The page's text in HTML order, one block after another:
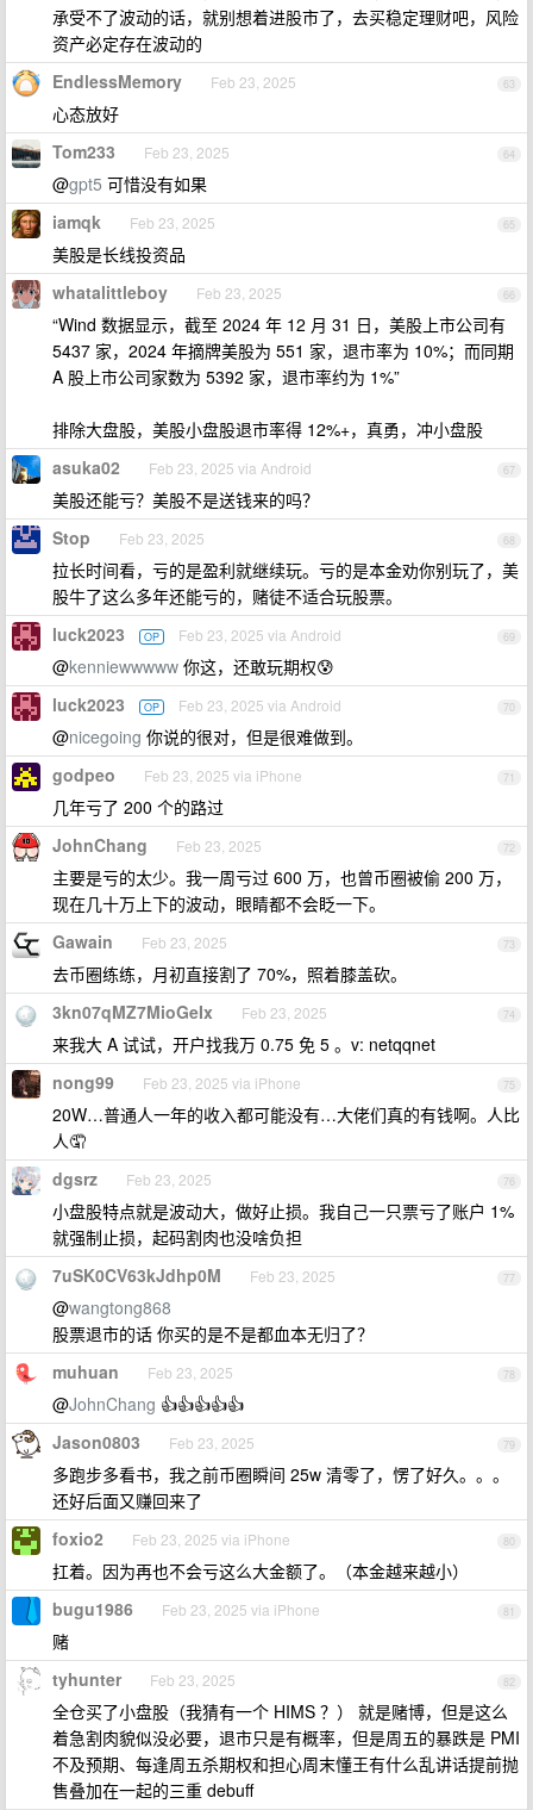
承受不了波动的话，就别想着进股市了，去买稳定理财吧，风险
资产必定存在波动的
63
EndlessMemory Feb 23, 2025
心态放好
64
Tom233 Feb 23, 2025
@gpt5 可惜没有如果
65
iamqk Feb 23, 2025
美股是长线投资品
66
whatalittleboy Feb 23, 2025
“Wind 数据显示，截至 2024 年 12 月 31 日，美股上市公司有
5437 家，2024 年摘牌美股为 551 家，退市率为 10%；而同期
A 股上市公司家数为 5392 家，退市率约为 1%”
排除大盘股，美股小盘股退市率得 12%+，真勇，冲小盘股
67
asuka02 Feb 23, 2025 via Android
美股还能亏？美股不是送钱来的吗？
68
Stop Feb 23, 2025
拉长时间看，亏的是盈利就继续玩。亏的是本金劝你别玩了，美
股牛了这么多年还能亏的，赌徒不适合玩股票。
69
luck2023 OP Feb 23, 2025 via Android
@kenniewwwww 你这，还敢玩期权😰
70
luck2023 OP Feb 23, 2025 via Android
@nicegoing 你说的很对，但是很难做到。
71
godpeo Feb 23, 2025 via iPhone
几年亏了 200 个的路过
72
JohnChang Feb 23, 2025
主要是亏的太少。我一周亏过 600 万，也曾币圈被偷 200 万，
现在几十万上下的波动，眼睛都不会眨一下。
73
Gawain Feb 23, 2025
去币圈练练，月初直接割了 70%，照着膝盖砍。
74
3kn07qMZ7MioGeIx Feb 23, 2025
来我大 A 试试，开户找我万 0.75 免 5 。v: netqqnet
75
nong99 Feb 23, 2025 via iPhone
20W…普通人一年的收入都可能没有…大佬们真的有钱啊。人比
人🤦
76
dgsrz Feb 23, 2025
小盘股特点就是波动大，做好止损。我自己一只票亏了账户 1%
就强制止损，起码割肉也没啥负担
77
7uSK0CV63kJdhp0M Feb 23, 2025
@wangtong868
股票退市的话 你买的是不是都血本无归了？
78
muhuan Feb 23, 2025
@JohnChang 👍👍👍👍👍
79
Jason0803 Feb 23, 2025
多跑步多看书，我之前币圈瞬间 25w 清零了，愣了好久。。。
还好后面又赚回来了
80
foxio2 Feb 23, 2025 via iPhone
扛着。因为再也不会亏这么大金额了。（本金越来越小）
81
bugu1986 Feb 23, 2025 via iPhone
赌
82
tyhunter Feb 23, 2025
全仓买了小盘股（我猜有一个 HIMS ？） 就是赌博，但是这么
着急割肉貌似没必要，退市只是有概率，但是周五的暴跌是 PMI
不及预期、每逢周五杀期权和担心周末懂王有什么乱讲话提前抛
售叠加在一起的三重 debuff